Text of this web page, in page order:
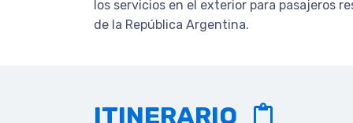
los servicios en el exterior para pasajeros
de la República Argentina.
ITINERARIO